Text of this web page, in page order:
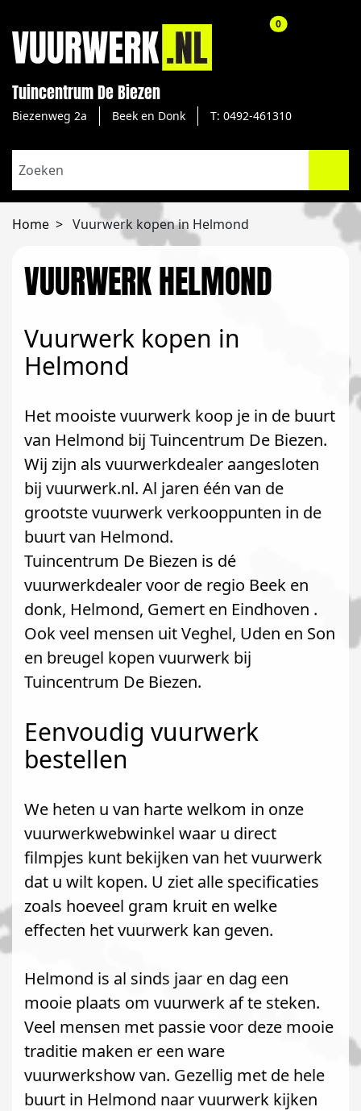
Tuincentrum De Biezen
Biezenweg 2a Beek en Donk T: 0492-461310
0aantal
Home Vuurwerk kopen in Helmond
VUURWERK HELMOND
Vuurwerk kopen in
Helmond
Het mooiste vuurwerk koop je in de buurt
van Helmond bij Tuincentrum De Biezen.
Wij zijn als vuurwerkdealer aangesloten
bij vuurwerk.nl. Al jaren één van de
grootste vuurwerk verkooppunten in de
buurt van Helmond.
Tuincentrum De Biezen is dé
vuurwerkdealer voor de regio Beek en
donk, Helmond, Gemert en Eindhoven .
Ook veel mensen uit Veghel, Uden en Son
en breugel kopen vuurwerk bij
Tuincentrum De Biezen.
Eenvoudig vuurwerk
bestellen
We heten u van harte welkom in onze
vuurwerkwebwinkel waar u direct
filmpjes kunt bekijken van het vuurwerk
dat u wilt kopen. U ziet alle specificaties
zoals hoeveel gram kruit en welke
effecten het vuurwerk kan geven.
Helmond is al sinds jaar en dag een
mooie plaats om vuurwerk af te steken.
Veel mensen met passie voor deze mooie
traditie maken er een ware
vuurwerkshow van. Gezellig met de hele
buurt in Helmond naar vuurwerk kijken